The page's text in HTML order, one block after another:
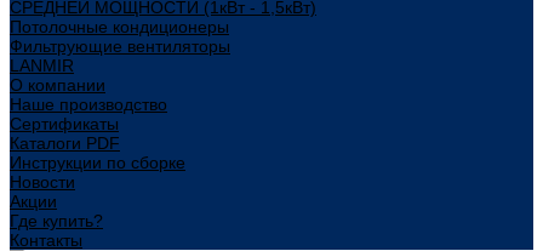
СРЕДНЕЙ МОЩНОСТИ (1кВт - 1,5кВт)
Потолочные кондиционеры
Фильтрующие вентиляторы
LANMIR
О компании
Наше производство
Сертификаты
Каталоги PDF
Инструкции по сборке
Новости
Акции
Где купить?
Контакты